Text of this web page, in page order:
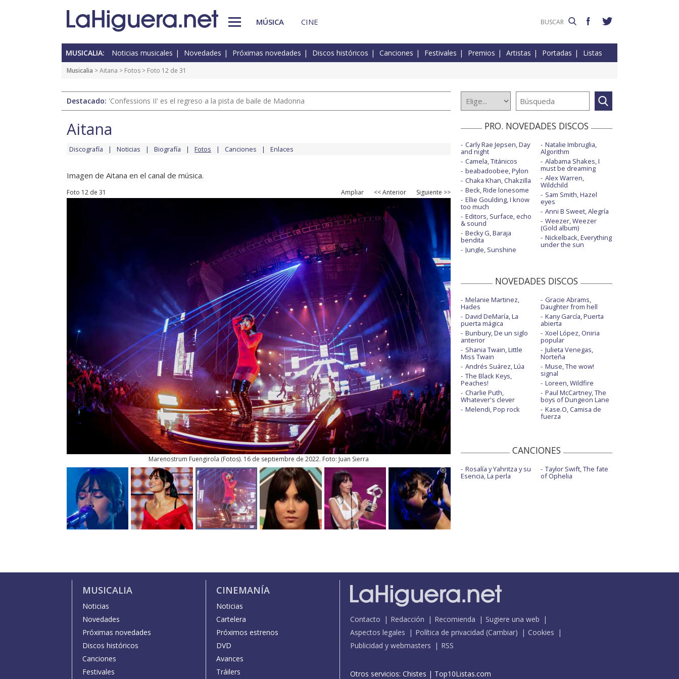
MÚSICA CINE
MUSICALIA: Noticias musicales Novedades Próximas novedades Discos históricos Canciones Festivales Premios Artistas Portadas Listas
Musicalia >Aitana > Fotos > Foto 12 de 31
Destacado: 'Confessions II' es el regreso a la pista de baile de Madonna
Aitana
Discografía Noticias Biografía Fotos Canciones Enlaces
Imagen de Aitana en el canal de música.
Foto 12 de 31 Ampliar << Anterior Siguiente >>
Marenostrum Fuengirola (Fotos). 16 de septiembre de 2022. Foto: Juan Sierra
PRO. NOVEDADES DISCOS
Carly Rae Jepsen, Day
and night
Camela, Titánicos
beabadoobee, Pylon
Chaka Khan, Chakzilla
Beck, Ride lonesome
Ellie Goulding, I know
too much
Editors, Surface, echo
& sound
Becky G, Baraja
bendita
Jungle, Sunshine
Natalie Imbruglia,
Algorithm
Alabama Shakes, I
must be dreaming
Alex Warren,
Wildchild
Sam Smith, Hazel
eyes
Anni B Sweet, Alegría
Weezer, Weezer
(Gold album)
Nickelback, Everything
under the sun
NOVEDADES DISCOS
Melanie Martinez,
Hades
David DeMaría, La
puerta mágica
Bunbury, De un siglo
anterior
Shania Twain, Little
Miss Twain
Andrés Suárez, Lúa
The Black Keys,
Peaches!
Charlie Puth,
Whatever's clever
Melendi, Pop rock
Gracie Abrams,
Daughter from hell
Kany García, Puerta
abierta
Xoel López, Oniria
popular
Julieta Venegas,
Norteña
Muse, The wow!
signal
Loreen, Wildfire
Paul McCartney, The
boys of Dungeon Lane
Kase.O, Camisa de
fuerza
CANCIONES
Rosalía y Yahritza y su
Esencia, La perla
Taylor Swift, The fate
of Ophelia
MUSICALIA
Noticias
Novedades
Próximas novedades
Discos históricos
Canciones
Festivales
CINEMANÍA
Noticias
Cartelera
Próximos estrenos
DVD
Avances
Tráilers
Contacto Redacción Recomienda
Sugiere una web
Aspectos legales
Política de privacidad (Cambiar)
Cookies
Publicidad y webmasters
RSS
Otros servicios: Chistes | Top10Listas.com